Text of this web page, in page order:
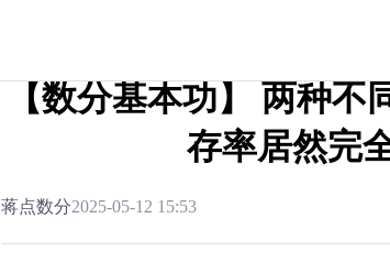
【数分基本功】 两种不
存率居然完
蒋点数分2025-05-12 15:53